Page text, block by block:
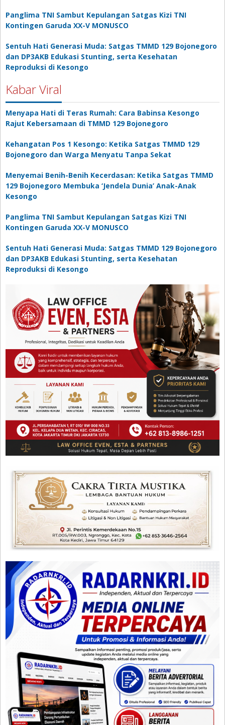
Panglima TNI Sambut Kepulangan Satgas Kizi TNI
Kontingen Garuda XX-V MONUSCO
Sentuh Hati Generasi Muda: Satgas TMMD 129 Bojonegoro
dan DP3AKB Edukasi Stunting, serta Kesehatan
Reproduksi di Kesongo
Kabar Viral
Menyapa Hati di Teras Rumah: Cara Babinsa Kesongo
Rajut Kebersamaan di TMMD 129 Bojonegoro
Kehangatan Pos 1 Kesongo: Ketika Satgas TMMD 129
Bojonegoro dan Warga Menyatu Tanpa Sekat
Menyemai Benih-Benih Kecerdasan: Ketika Satgas TMMD
129 Bojonegoro Membuka ‘Jendela Dunia’ Anak-Anak
Kesongo
Panglima TNI Sambut Kepulangan Satgas Kizi TNI
Kontingen Garuda XX-V MONUSCO
Sentuh Hati Generasi Muda: Satgas TMMD 129 Bojonegoro
dan DP3AKB Edukasi Stunting, serta Kesehatan
Reproduksi di Kesongo